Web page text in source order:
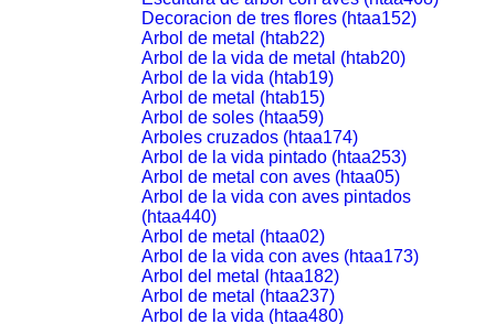
Decoracion de tres flores (htaa152)
Arbol de metal (htab22)
Arbol de la vida de metal (htab20)
Arbol de la vida (htab19)
Arbol de metal (htab15)
Arbol de soles (htaa59)
Arboles cruzados (htaa174)
Arbol de la vida pintado (htaa253)
Arbol de metal con aves (htaa05)
Arbol de la vida con aves pintados
(htaa440)
Arbol de metal (htaa02)
Arbol de la vida con aves (htaa173)
Arbol del metal (htaa182)
Arbol de metal (htaa237)
Arbol de la vida (htaa480)